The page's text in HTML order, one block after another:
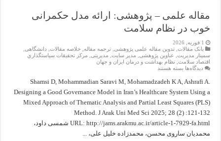
مقاله علمی – پژوهشی: ارائه مدل حکمرانی
خوب در نظام سلامت
1 فوریه, 2026
بانک مقالات ,تدوین مقاله علمی پژوهشی ,ترجمه مقاله خلاصه مقالات دانشگاهی
سمینار مدیریت عناوین پژوهشی مدیر سایت مدیریتی
مركز تحقيقات سياستگذاري
اقتصاد سلامت نظام بهداشت و درمان ایران و جهان
دیدگاه‌ها برای
علمی
پژوهشی:
ارائه
مدل
حکمرانی
در
نظام
سلامت
بسته هستند
Shamsi D, Mohammadian Saravi M, Mohamadzadeh K A, Ashrafi A.
Designing a Good Governance Model in Iran’s Healthcare System Using a
Mixed Approach of Thematic Analysis and Partial Least Squares (PLS)
Method. J Arak Uni Med Sci 2025; 28 (2) :121-132
URL: http://jams.arakmu.ac.ir/article-1-7929-fa.html شمسی داود،
محمدیان ساروی محسن، محمدزاده خلیل علی، ...